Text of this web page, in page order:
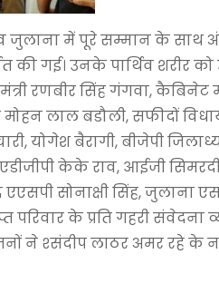
में पूरे सम्मान के साथ
की गई। उनके पार्थिव शरीर
रणबीर सिंह गंगवा, कैबिनेट
मोहन लाल बडौली, सफीदों
योगेश बैरागी, बीजेपी
केके राव, आईजी
सोनाक्षी सिंह, जुलाना
के प्रति गहरी संवेदना
ने श्संदीप लाठर अमर रहे के